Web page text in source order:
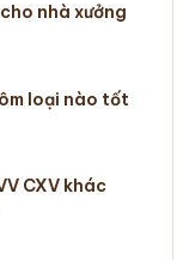
nhà xưởng
loại nào tốt
CXV khác